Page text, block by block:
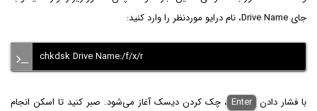
جای Drive Name، نام درایو موردنظر را وارد کنید:
chkdsk Drive Name:/f/x/r
با فشار دادن Enter ، چک کردن دیسک آغاز می‌شود. صبر کنید تا اسکن انجام